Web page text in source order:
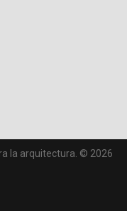
la arquitectura. © 2026